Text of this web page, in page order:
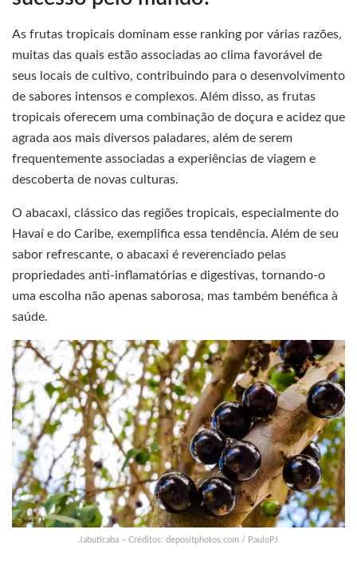
As frutas tropicais dominam esse ranking por várias razões,
muitas das quais estão associadas ao clima favorável de
seus locais de cultivo, contribuindo para o desenvolvimento
de sabores intensos e complexos. Além disso, as frutas
tropicais oferecem uma combinação de doçura e acidez que
agrada aos mais diversos paladares, além de serem
frequentemente associadas a experiências de viagem e
descoberta de novas culturas.
O abacaxi, clássico das regiões tropicais, especialmente do
Havaí e do Caribe, exemplifica essa tendência. Além de seu
sabor refrescante, o abacaxi é reverenciado pelas
propriedades anti-inflamatórias e digestivas, tornando-o
uma escolha não apenas saborosa, mas também benéfica à
saúde.
Jabuticaba – Créditos: depositphotos.com / PauloPJ